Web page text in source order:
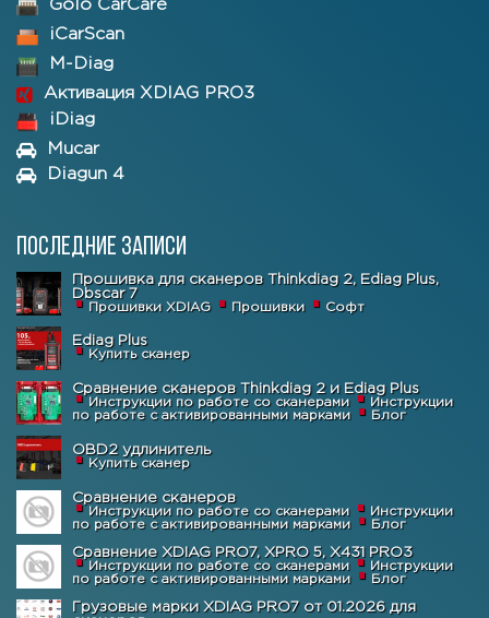
Golo CarCare
iCarScan
M-Diag
Активация XDIAG PRO3
iDiag
Mucar
Diagun 4
Последние записи
Прошивка для сканеров Thinkdiag 2, Ediag Plus,
Dbscar 7
Прошивки XDIAG Прошивки Софт
Ediag Plus
Купить сканер
Сравнение сканеров Thinkdiag 2 и Ediag Plus
Инструкции по работе со сканерами
Инструкции
по работе с активированными марками
Блог
OBD2 удлинитель
Купить сканер
Сравнение сканеров
Инструкции по работе со сканерами
Инструкции
по работе с активированными марками
Блог
Сравнение XDIAG PRO7, XPRO 5, X431 PRO3
Инструкции по работе со сканерами
Инструкции
по работе с активированными марками
Блог
Грузовые марки XDIAG PRO7 от 01.2026 для